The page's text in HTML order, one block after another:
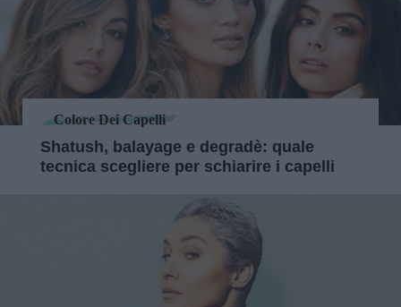
Colore Dei Capelli
Shatush, balayage e degradè: quale
tecnica scegliere per schiarire i capelli